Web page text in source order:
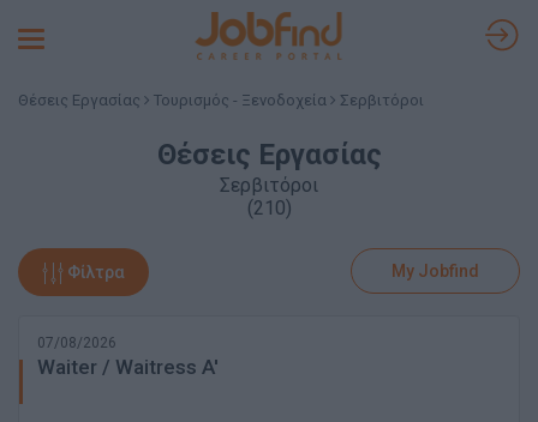
Toggle
Θέσεις Εργασίας Τουρισμός - Ξενοδοχεία Σερβιτόροι
Θέσεις Εργασίας
Σερβιτόροι
(210)
Φίλτρα My Jobfind
07/08/2026
Waiter / Waitress A'